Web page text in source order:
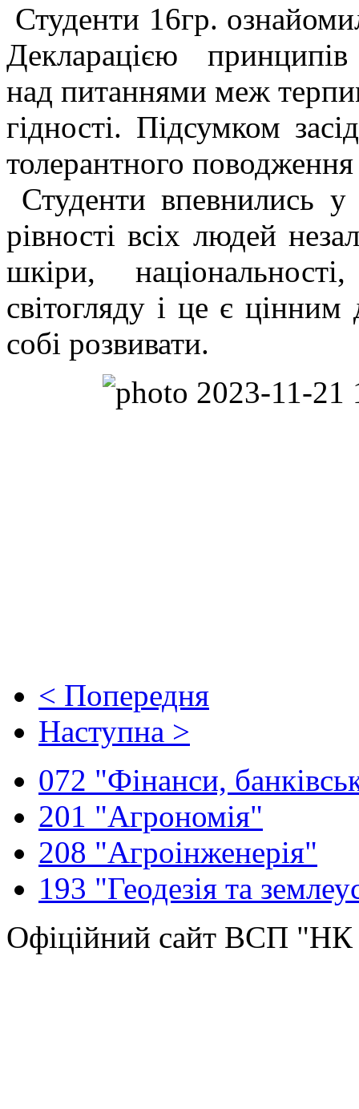
Студенти 16гр.
Декларацією принципів
над питаннями меж
гідності. Підсумком
толерантного
Студенти впевнились
рівності всіх людей
шкіри,
світогляду і це є
собі розвивати.
< Попередня
Наступна >
072 "Фінанси,
201 "Агрономія"
208 "Агроінженерія"
193 "Геодезія та
Офіційний сайт ВСП